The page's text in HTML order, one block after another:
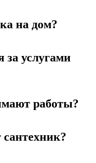
на дом?
за услугами
работы?